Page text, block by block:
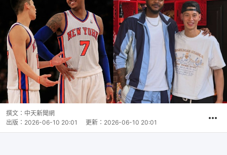
撰文： 中天新聞網
出版： 2026-06-10 20:01 更新： 2026-06-10 20:01